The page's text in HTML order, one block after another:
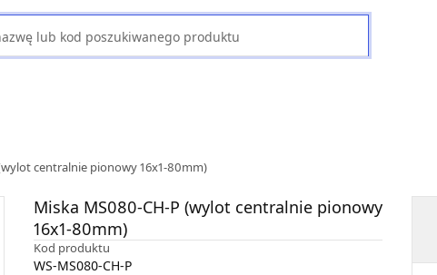
centralnie pionowy 16x1-80mm)
Miska MS080-CH-P (wylot centralnie pionowy
16x1-80mm)
Kod produktu
WS-MS080-CH-P